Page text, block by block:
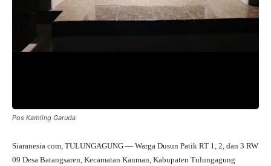
Pos Kamling Garuda
Siaranesia com, TULUNGAGUNG — Warga Dusun Patik RT 1, 2, dan 3 RW
09 Desa Batangsaren, Kecamatan Kauman, Kabupaten Tulungagung